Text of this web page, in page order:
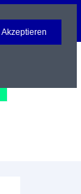
Akzeptieren